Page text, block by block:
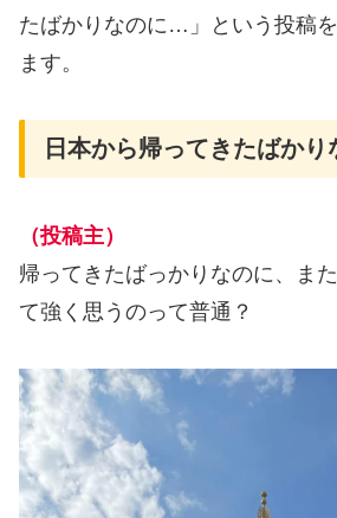
たばかりなのに…」という投稿
ます。
日本から帰ってきたばか
（投稿主）
帰ってきたばっかりなのに、ま
て強く思うのって普通？